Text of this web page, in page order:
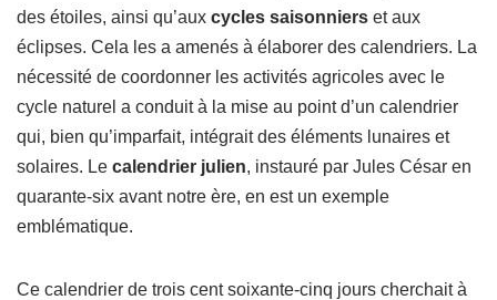
des étoiles, ainsi qu’aux cycles saisonniers et aux
éclipses. Cela les a amenés à élaborer des calendriers. La
nécessité de coordonner les activités agricoles avec le
cycle naturel a conduit à la mise au point d’un calendrier
qui, bien qu’imparfait, intégrait des éléments lunaires et
solaires. Le calendrier julien, instauré par Jules César en
quarante-six avant notre ère, en est un exemple
emblématique.
Ce calendrier de trois cent soixante-cinq jours cherchait à